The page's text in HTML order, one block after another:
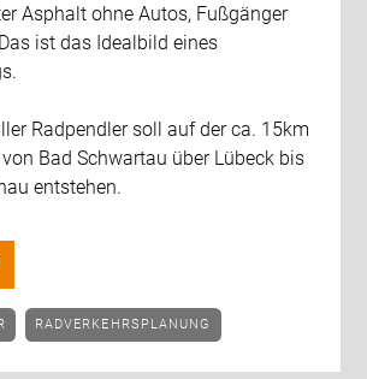
Asphalt ohne Autos, Fußgänger
ist das Idealbild eines
Radpendler soll auf der ca. 15km
Bad Schwartau über Lübeck bis
entstehen.
RADVERKEHRSPLANUNG